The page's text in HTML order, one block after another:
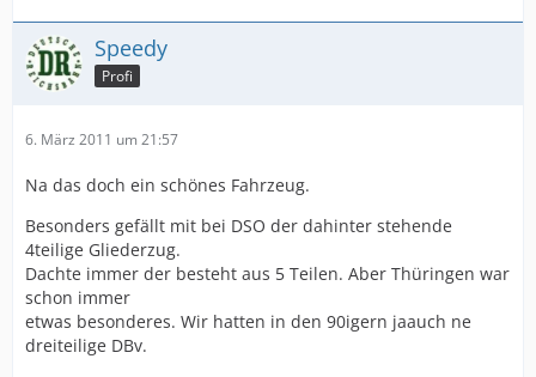
Speedy
Profi
6. März 2011 um 21:57
Na das doch ein schönes Fahrzeug.
Besonders gefällt mit bei DSO der dahinter stehende
4teilige Gliederzug.
Dachte immer der besteht aus 5 Teilen. Aber Thüringen war
schon immer
etwas besonderes. Wir hatten in den 90igern jaauch ne
dreiteilige DBv.